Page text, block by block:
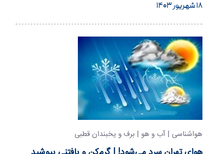
۱۸ شهریور ۱۴۰۳
هواشناسی | آب و هو | برف و یخبندان قطبی